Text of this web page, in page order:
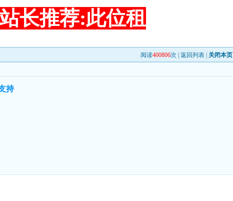
长推荐:此位租
阅读400806次 |返回列表 关闭本页
持